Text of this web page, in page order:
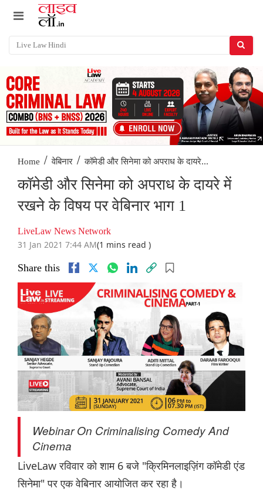
Home / वेबिनार / कॉमेडी और सिनेमा को अपराध के दायरे...
कॉमेडी और सिनेमा को अपराध के दायरे में
रखने के विषय पर वेबिनार भाग 1
LiveLaw News Network
31 Jan 2021 7:44 AM(1 mins read )
Share this
Webinar On Criminalising Comedy And
Cinema
LiveLaw रविवार को शाम 6 बजे "क्रिमिनलाइज़िंग कॉमेडी एंड
सिनेमा" पर एक वेबिनार आयोजित कर रहा है।